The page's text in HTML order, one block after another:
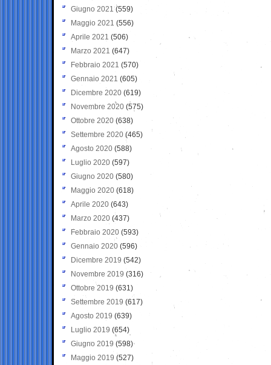
Giugno 2021(559)
Maggio 2021 (556)
Aprile 2021 (506)
Marzo 2021 (647)
Febbraio 2021 (570)
Gennaio 2021 (605)
Dicembre 2020 (619)
Novembre 2020 (575)
Ottobre 2020 (638)
Settembre 2020(465)
Agosto 2020 (588)
Luglio 2020 (597)
Giugno 2020 (580)
Maggio 2020 (618)
Aprile 2020 (643)
Marzo 2020 (437)
Febbraio 2020 (593)
Gennaio 2020 (596)
Dicembre 2019 (542)
Novembre 2019 (316)
Ottobre 2019 (631)
Settembre 2019 (617)
Agosto 2019 (639)
Luglio 2019 (654)
Giugno 2019 (598)
Maggio 2019 (527)